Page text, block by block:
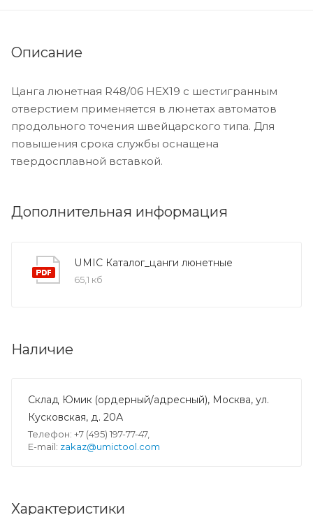
Описание
Цанга люнетная R48/06 HEX19 с шестигранным
отверстием применяется в люнетах автоматов
продольного точения швейцарского типа. Для
повышения срока службы оснащена
твердосплавной вставкой.
Дополнительная информация
UMIC Каталог_цанги люнетные
65,1 кб
Наличие
Склад Юмик (ордерный/адресный), Москва, ул.
Кусковская, д. 20А
Телефон: +7 (495) 197-77-47,
E-mail: zakaz@umictool.com
Характеристики